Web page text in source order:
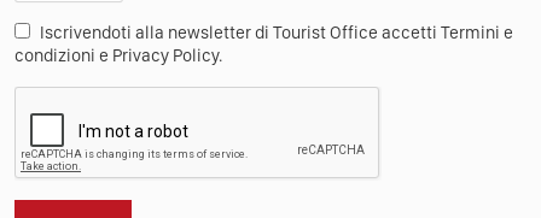
Iscrivendoti alla newsletter di Tourist Office accetti Termini e
condizioni e Privacy Policy.